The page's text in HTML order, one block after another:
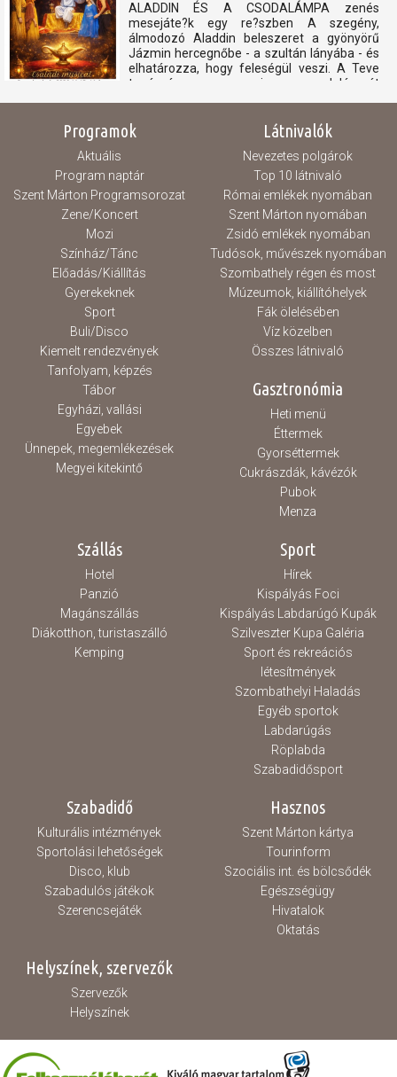
ALADDIN ÉS A CSODALÁMPA zenés
mesejáte?k egy re?szben A szegény,
álmodozó Aladdin beleszeret a gyönyörű
Jázmin hercegnőbe - a szultán lányába - és
elhatározza, hogy feleségül veszi. A Teve
tanácsára megszerzi a csodalámpát
Nagyvezírrel...
Programok
Aktuális
Program naptár
Szent Márton Programsorozat
Zene/Koncert
Mozi
Színház/Tánc
Előadás/Kiállítás
Gyerekeknek
Sport
Buli/Disco
Kiemelt rendezvények
Tanfolyam, képzés
Tábor
Egyházi, vallási
Egyebek
Ünnepek, megemlékezések
Megyei kitekintő
Látnivalók
Nevezetes polgárok
Top 10 látnivaló
Római emlékek nyomában
Szent Márton nyomában
Zsidó emlékek nyomában
Tudósok, művészek nyomában
Szombathely régen és most
Múzeumok, kiállítóhelyek
Fák ölelésében
Víz közelben
Összes látnivaló
Gasztronómia
Heti menü
Éttermek
Gyorséttermek
Cukrászdák, kávézók
Pubok
Menza
Szállás
Hotel
Panzió
Magánszállás
Diákotthon, turistaszálló
Kemping
Sport
Hírek
Kispályás Foci
Kispályás Labdarúgó Kupák
Szilveszter Kupa Galéria
Sport és rekreációs
létesítmények
Szombathelyi Haladás
Egyéb sportok
Labdarúgás
Röplabda
Szabadidősport
Szabadidő
Kulturális intézmények
Sportolási lehetőségek
Disco, klub
Szabadulós játékok
Szerencsejáték
Hasznos
Szent Márton kártya
Tourinform
Szociális int. és bölcsődék
Egészségügy
Hivatalok
Oktatás
Helyszínek, szervezők
Szervezők
Helyszínek